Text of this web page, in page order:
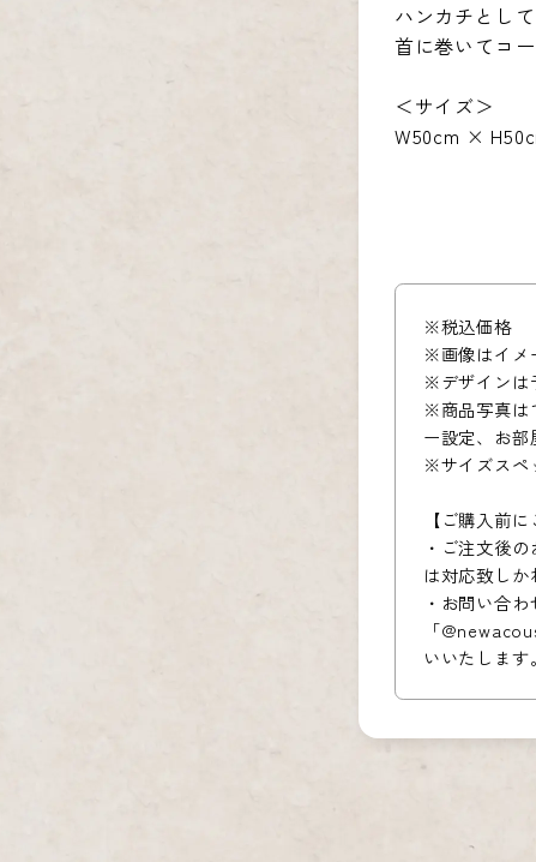
ハンカチとし
首に巻いてコ
＜サイズ＞
W50cm ×
※税込価格
※画像はイメ
※デザインは
※商品写真は
ー設定、お部
※サイズスペ
【ご購入前
・ご注文後
は対応致しか
・お問い合
「
いいたします。